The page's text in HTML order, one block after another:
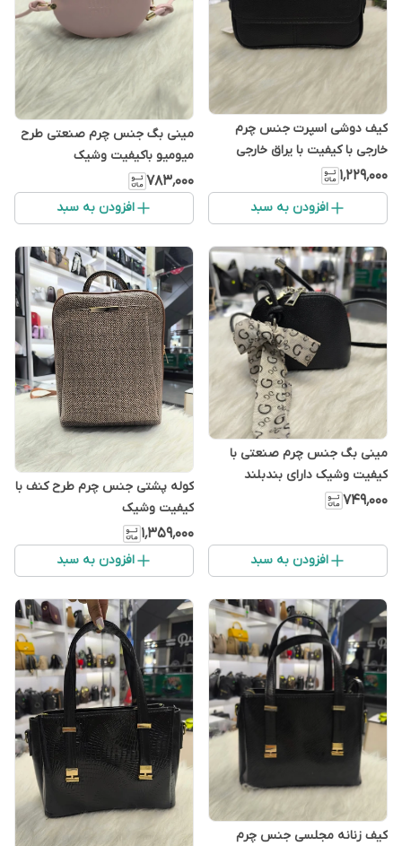
کیف دوشی اسپرت جنس چرم
خارجی با کیفیت با یراق خارجی
۱٬۲۲۹٬۰۰۰
افزودن به سبد
مینی بگ جنس چرم صنعتی طرح
میومیو باکیفیت وشیک
۷۸۳٬۰۰۰
افزودن به سبد
مینی بگ جنس چرم صنعتی با
کیفیت وشیک دارای بندبلند
۷۴۹٬۰۰۰
افزودن به سبد
کوله پشتی جنس چرم طرح کنف با
کیفیت وشیک
۱٬۳۵۹٬۰۰۰
افزودن به سبد
کیف زنانه مجلسی جنس چرم